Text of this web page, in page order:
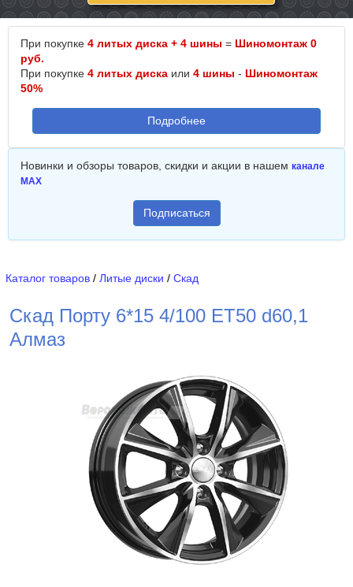
При покупке 4 литых диска + 4 шины = Шиномонтаж 0
руб.
При покупке 4 литых диска или 4 шины - Шиномонтаж
50%
Подробнее
Новинки и обзоры товаров, скидки и акции в нашем канале
MAX
Подписаться
Каталог товаров / Литые диски / Скад
Скад Порту 6*15 4/100 ET50 d60,1
Алмаз